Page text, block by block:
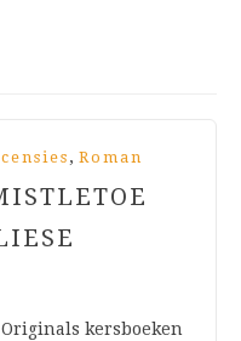
, Roman
kersboeken